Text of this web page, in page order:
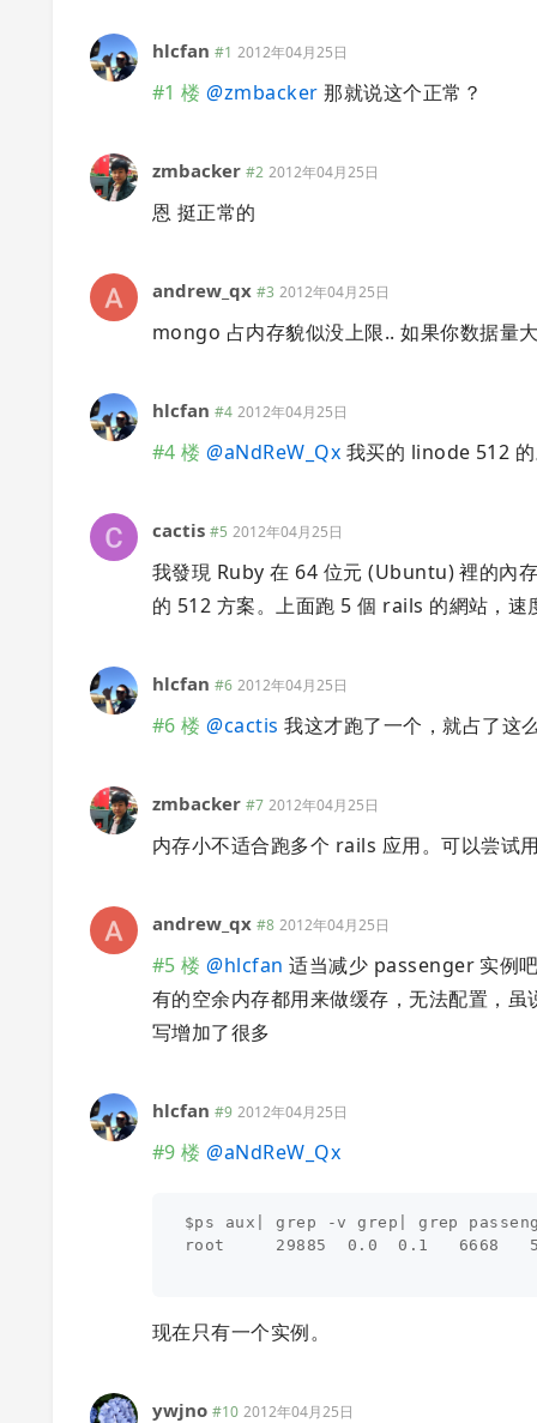
hlcfan #1 2012年04月25日
#1 楼 @zmbacker 那就说这个正常？
zmbacker #2 2012年04月25日
恩 挺正常的
andrew_qx #3 2012年04月25日
mongo 占内存貌似没上限.. 如果你数据量
hlcfan #4 2012年04月25日
#4 楼 @aNdReW_Qx 我买的 linode 512
cactis #5 2012年04月25日
我發現 Ruby 在 64 位元 (Ubuntu) 裡的內
的 512 方案。上面跑 5 個 rails 的網站，速
hlcfan #6 2012年04月25日
#6 楼 @cactis 我这才跑了一个，就占了这
zmbacker #7 2012年04月25日
内存小不适合跑多个 rails 应用。可以尝试
andrew_qx #8 2012年04月25日
#5 楼 @hlcfan 适当减少 passenger 实例
有的空余内存都用来做缓存，无法配置，
写增加了很多
hlcfan #9 2012年04月25日
#9 楼 @aNdReW_Qx
$ps aux| grep -v grep| grep
root     29885  0.0  0.1   6668
现在只有一个实例。
ywjno #10 2012年04月25日